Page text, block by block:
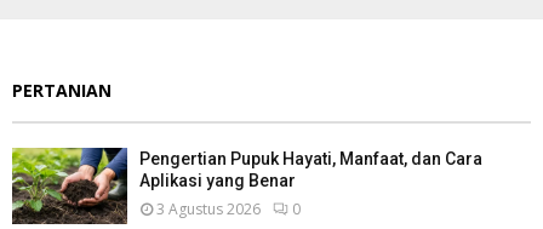
PERTANIAN
Pengertian Pupuk Hayati, Manfaat, dan Cara
Aplikasi yang Benar
3 Agustus 2026 0